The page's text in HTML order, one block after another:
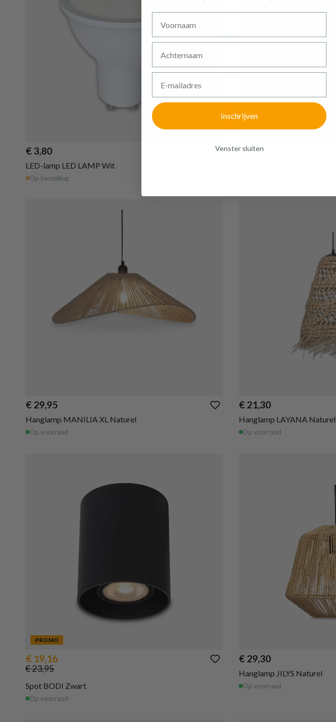
€ 3,80
LED-lamp LED LAMP Wit
Op bestelling
€ 14,95
LED-Lamp Globe Ø9,5-
€ 29,95
Hanglamp MANILIA XL Naturel
Op voorraad
€ 21,30
Hanglamp LAYANA Naturel
Op voorraad
PROMO
€ 19,16
€ 23,95
Spot BODI Zwart
Op voorraad
€ 29,30
Hanglamp JILYS Naturel
Op voorraad
Inschrijven
Venster sluiten